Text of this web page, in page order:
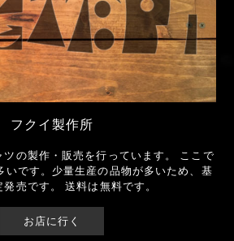
フクイ製作所
ツの製作・販売を行っています。 ここで
いです。少量生産の品物が多いため、基
売です。 送料は無料です。
お店に行く